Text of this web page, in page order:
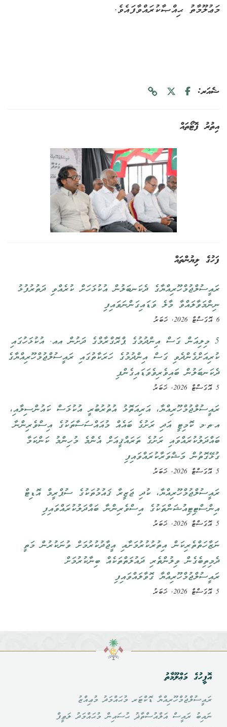
މަޢުލޫމާތު ޙިއްޞާކުރައްވާފައެވެ.
ޝެއަރ:
އިތުރު ފޮޓޯތައް
ފަހުގެ ލިޔުންތައް
ރައީސުލްޖުމްހޫރިއްޔާގެ ދެކަނބަލުން އުކުޅަހަށް ކުރެއްވި ދަތުރުފުޅު
ނިންމަވާލައްވާ މާލެ ވަޑައިގަންނަވައިފި
6 އޮގަސްޓް 2026, ޚަބަރު
5 މިލިއަން ގަސް އިންދުމުގެ ޕްރޮގްރާމްގެ ދަށުން އއ. އުކުޅަހުގައި
ކުރިއަށްގެންދެވި ގަސް އިންދުމުގެ ހަރަކާތުގައި ރައީސުލްޖުމްހޫރިއްޔާގެ
ދެކަނބަލުން ބައިވެރިވެވަޑައިގެންފި
5 އޮގަސްޓް 2026, ޚަބަރު
ރައީސުލްޖުމްހޫރިއްޔާ، އަރިއަތޮޅު އުތުރުބުރީ އުކުޅަސް ކައުންސިލާއި،
އ.ތ.މ ކޮމިޓީ އަދި ރަށުގެ ބައެއް މުއައްސަސާތަކުގެ އިސްވެރިންނާ
ބައްދަލުކުރައްވައި ރަށުގެ ތަރައްޤީއަށް އެންމެ މުހިންމު ކަންކަމާ
ގުޅޭގޮތުން މަޝްވަރާކުރައްވައިފި
5 އޮގަސްޓް 2026, ޚަބަރު
ރައީސުލްޖުމްހޫރިއްޔާ، ކުދި ޖަޒީރާ ޤައުމުތަކުގެ ސުޕްރީމް އޮޑިޓް
އިންސްޓިޓިއުޝަންތަކުގެ އިސްވެރިންނާ ބައްދަލުކުރައްވައިފި
5 އޮގަސްޓް 2026, ޚަބަރު
ނަޒާހަތްތެރިކަން އިތުރުކުރުމަށާއި އީޖާދުކުރުމަށް ވުނަކުރުން މަތީ
ދެމިތިބެގެން ވިލުންތެރި ދައުލަތްތަކެއް ބިނާކުރުމަށް
ރައީސުލްޖުމްހޫރިއްޔާ ގޮވާލައްވައިފި
5 އޮގަސްޓް 2026, ޚަބަރު
އޮފީހުގެ މަޢްލޫމާތު
ރައީސުލްޖުމްހޫރިއްޔާ ޑޮކްޓަރ މުޙައްމަދު މުޢިއްޒު
ނައިބު ރައީސް އަލްއުސްތާޛު ޙުސައިން މުޙައްމަދު ލަޠީފް